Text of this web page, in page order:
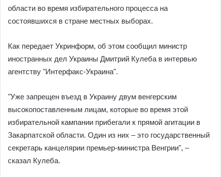
области во время избирательного процесса на
состоявшихся в стране местных выборах.
Как передает Укринформ, об этом сообщил министр
иностранных дел Украины Дмитрий Кулеба в интервью
агентству "Интерфакс-Украина".
"Уже запрещен въезд в Украину двум венгерским
высокопоставленным лицам, которые во время этой
избирательной кампании прибегали к прямой агитации в
Закарпатской области. Один из них – это государственный
секретарь канцелярии премьер-министра Венгрии", –
сказал Кулеба.